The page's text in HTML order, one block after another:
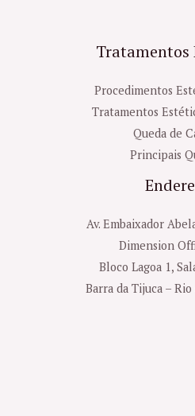
Tratamentos
Procedimentos
Tratamentos
Queda de
Principais
Av. Embaixador
Dimension
Bloco Lagoa 1,
Barra da Tijuca –